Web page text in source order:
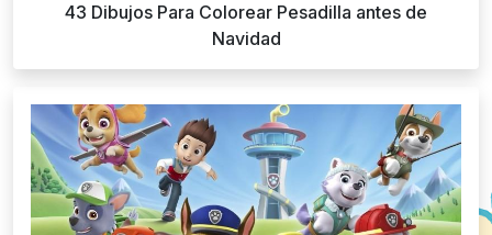
43 Dibujos Para Colorear Pesadilla antes de
Navidad